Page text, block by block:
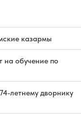
казармы
на обучение по
летнему дворнику